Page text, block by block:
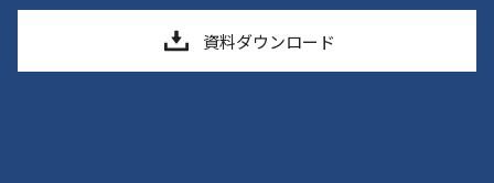
資料ダウンロード